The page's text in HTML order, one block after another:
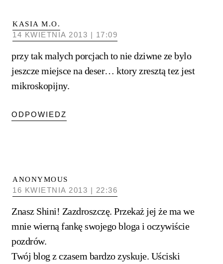
KASIA M.O.
14 KWIETNIA 2013 | 17:09
przy tak malych porcjach to nie dziwne ze bylo
jeszcze miejsce na deser… ktory zresztą tez jest
mikroskopijny.
ODPOWIEDZ
ANONYMOUS
16 KWIETNIA 2013 | 22:36
Znasz Shini! Zazdroszczę. Przekaż jej że ma we
mnie wierną fankę swojego bloga i oczywiście
pozdrów.
Twój blog z czasem bardzo zyskuje. Uściski